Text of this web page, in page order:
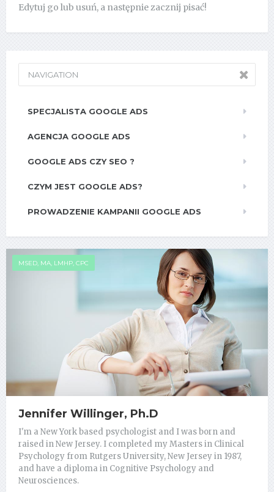
Edytuj go lub usuń, a następnie zacznij pisać!
NAVIGATION
SPECJALISTA GOOGLE ADS
AGENCJA GOOGLE ADS
GOOGLE ADS CZY SEO ?
CZYM JEST GOOGLE ADS?
PROWADZENIE KAMPANII GOOGLE ADS
MSED, MA, LMHP, CPC
Jennifer Willinger, Ph.D
I'm a New York based psychologist and I was born and
raised in New Jersey. I completed my Masters in Clinical
Psychology from Rutgers University, New Jersey in 1987,
and have a diploma in Cognitive Psychology and
Neurosciences.